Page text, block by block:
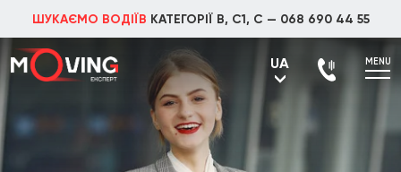
ШУКАЄМО ВОДІЇВ КАТЕГОРІЇ В, С1, С — 068 690 44 55
UA MENU